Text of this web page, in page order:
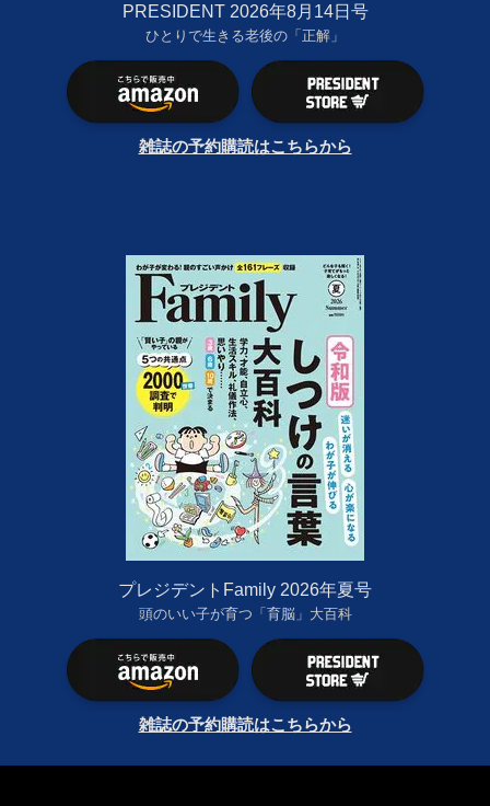
PRESIDENT 2026年8月14日号
ひとりで生きる老後の「正解」
雑誌の予約購読はこちらから
プレジデントFamily 2026年夏号
頭のいい子が育つ「育脳」大百科
雑誌の予約購読はこちらから